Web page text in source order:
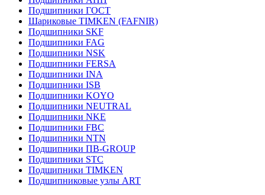
Подшипники ГОСТ
Шариковые ТІMKEN (FAFNIR)
Подшипники SKF
Подшипники FAG
Подшипники NSK
Подшипники FERSA
Подшипники INA
Подшипники ISB
Подшипники KOYO
Подшипники NEUTRAL
Подшипники NKE
Подшипники FBC
Подшипники NTN
Подшипники ПВ-GROUP
Подшипники STC
Подшипники TIMKEN
Подшипниковые узлы ART